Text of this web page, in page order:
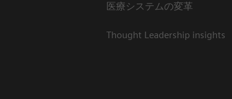
医療システムの変革
Thought Leadership insights